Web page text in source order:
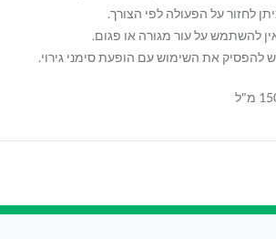
לחזור על הפעולה לפי הצורך.
להשתמש על עור מגורה או פגום.
את השימוש עם הופעת סימני גירוי.